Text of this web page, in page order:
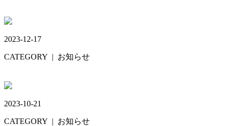
2023-12-17
CATEGORY | お知らせ
2023-10-21
CATEGORY | お知らせ